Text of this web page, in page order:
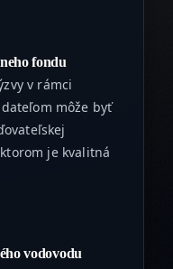
fondu
v rámci
môže byť
je kvalitná
vodovodu